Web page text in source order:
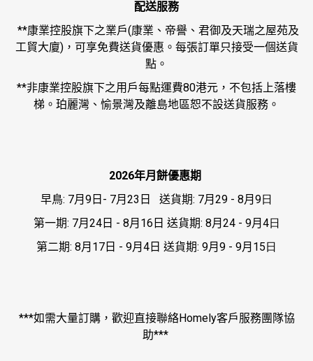
配送服務
**康業控股旗下之業戶(康業、帝譽、君御及天瑞之屋苑及
工貿大廈)，可享免費送貨優惠。每張訂單只接受一個送貨
點。
**非康業控股旗下之用戶每點運費80港元，不包括上落樓
梯。珀麗灣、愉景灣及離島地區恕不設送貨服務。
2026年月餅優惠期
早鳥: 7月9 日 - 7月 23 日 送貨期: 7月 29 - 8月 9日
第一期: 7月 24日 - 8月 16 日 送貨期: 8月 24 - 9月 4日
第二期: 8月 17 日 - 9月 4 日 送貨期: 9月 9 - 9月 15日
***如需大量訂購，歡迎直接聯絡Homely客戶服務團隊協
助***